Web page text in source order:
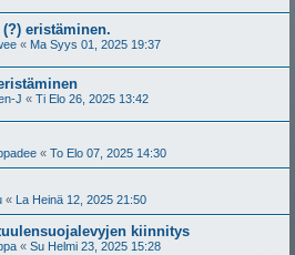
eristäminen.
« Ma Syys 01, 2025 19:37
J « Ti Elo 26, 2025 13:42
« To Elo 07, 2025 14:30
« La Heinä 12, 2025 21:50
kiinnitys
« Su Helmi 23, 2025 15:28